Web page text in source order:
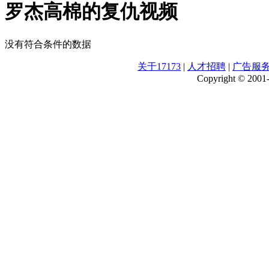
罗杰高棉的复仇视频
没有符合条件的数据
关于17173 | 人才招聘 | 广告服
Copyright ©